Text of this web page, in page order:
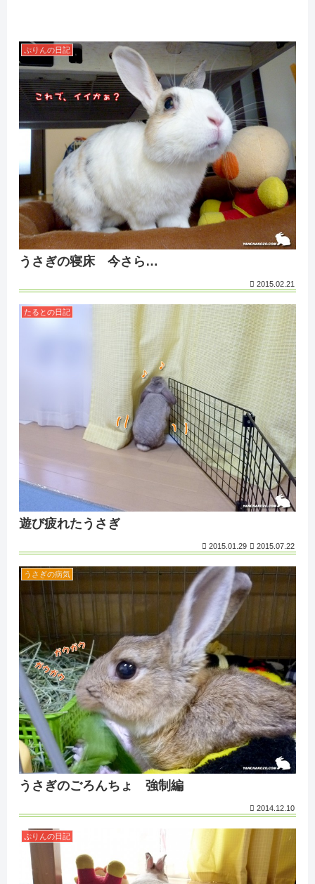
ぷりんの日記
うさぎの寝床 今さら…
2015.02.21
たるとの日記
遊び疲れたうさぎ
2015.01.29 2015.07.22
うさぎの病気
うさぎのごろんちょ 強制編
2014.12.10
ぷりんの日記